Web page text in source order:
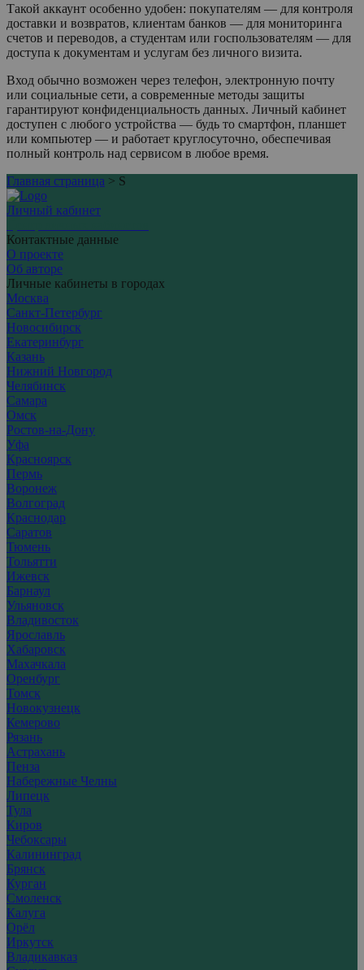
Такой аккаунт особенно удобен: покупателям — для контроля
доставки и возвратов, клиентам банков — для мониторинга
счетов и переводов, а студентам или госпользователям — для
доступа к документам и услугам без личного визита.
Вход обычно возможен через телефон, электронную почту
или социальные сети, а современные методы защиты
гарантируют конфиденциальность данных. Личный кабинет
доступен с любого устройства — будь то смартфон, планшет
или компьютер — и работает круглосуточно, обеспечивая
полный контроль над сервисом в любое время.
Главная страница > S
Личный кабинет
Контактные данные
О проекте
Об авторе
Личные кабинеты в городах
Москва
Санкт-Петербург
Новосибирск
Екатеринбург
Казань
Нижний Новгород
Челябинск
Самара
Омск
Ростов-на-Дону
Уфа
Красноярск
Пермь
Воронеж
Волгоград
Краснодар
Саратов
Тюмень
Тольятти
Ижевск
Барнаул
Ульяновск
Владивосток
Ярославль
Хабаровск
Махачкала
Оренбург
Томск
Новокузнецк
Кемерово
Рязань
Астрахань
Пенза
Набережные Челны
Липецк
Тула
Киров
Чебоксары
Калининград
Брянск
Курган
Смоленск
Калуга
Орёл
Иркутск
Владикавказ